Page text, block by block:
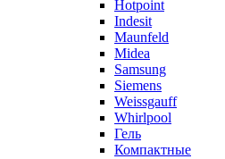
Hotpoint
Indesit
Maunfeld
Midea
Samsung
Siemens
Weissgauff
Whirlpool
Гель
Компактные